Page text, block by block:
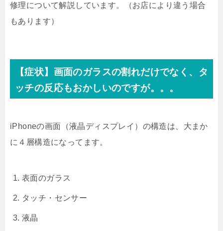
修理について解説しています。（お店により違う場合
もあります）
【症状】画面のガラスの割れだけでなく、タ
ッチの反応もおかしいのですが。。。
iPhoneの画面（液晶ディスプレイ）の構造は、大まか
に４層構造になってます。
表面のガラス
タッチ・センサー
液晶